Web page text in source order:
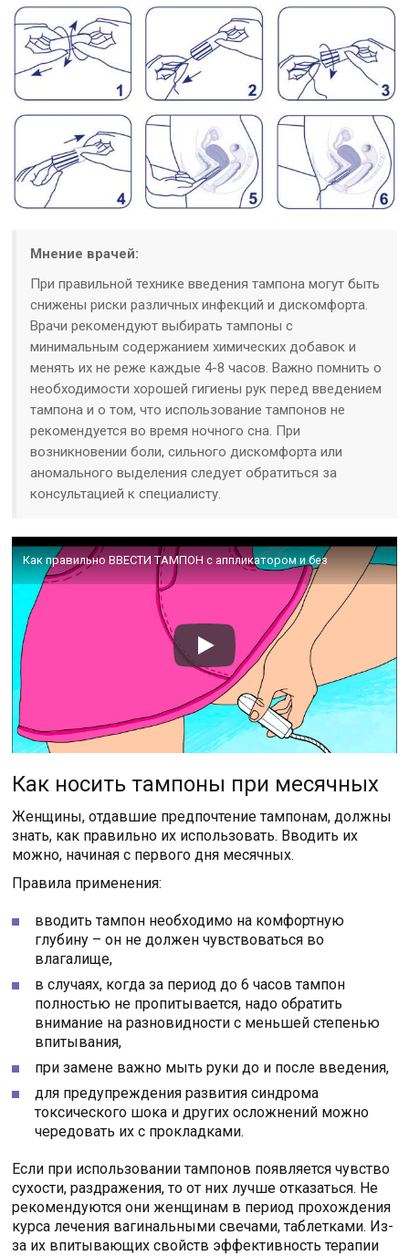
Мнение врачей:
При правильной технике введения тампона могут быть
снижены риски различных инфекций и дискомфорта.
Врачи рекомендуют выбирать тампоны с
минимальным содержанием химических добавок и
менять их не реже каждые 4-8 часов. Важно помнить о
необходимости хорошей гигиены рук перед введением
тампона и о том, что использование тампонов не
рекомендуется во время ночного сна. При
возникновении боли, сильного дискомфорта или
аномального выделения следует обратиться за
консультацией к специалисту.
Как правильно ВВЕСТИ ТАМПОН с аппликатором и без
Как носить тампоны при месячных
Женщины, отдавшие предпочтение тампонам, должны
знать, как правильно их использовать. Вводить их
можно, начиная с первого дня месячных.
Правила применения:
вводить тампон необходимо на комфортную
глубину – он не должен чувствоваться во
влагалище,
в случаях, когда за период до 6 часов тампон
полностью не пропитывается, надо обратить
внимание на разновидности с меньшей степенью
впитывания,
при замене важно мыть руки до и после введения,
для предупреждения развития синдрома
токсического шока и других осложнений можно
чередовать их с прокладками.
Если при использовании тампонов появляется чувство
сухости, раздражения, то от них лучше отказаться. Не
рекомендуются они женщинам в период прохождения
курса лечения вагинальными свечами, таблетками. Из-
за их впитывающих свойств эффективность терапии